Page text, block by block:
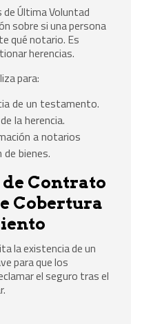
Última Voluntad
sobre si una persona
qué notario. Es
herencias.
para:
de un testamento.
la herencia.
a notarios
bienes.
Contrato
Cobertura
la existencia de un
para que los
el seguro tras el